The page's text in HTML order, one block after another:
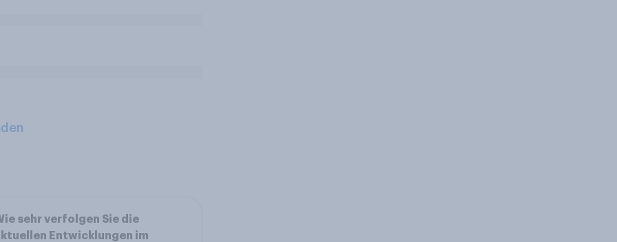
sehr verfolgen Sie die
Entwicklungen im